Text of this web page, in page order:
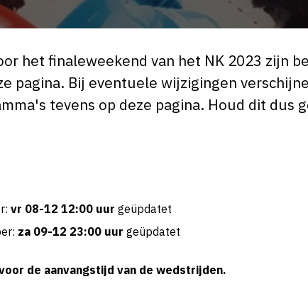
het finaleweekend van het NK 2023 zijn
pagina. Bij eventuele wijzigingen
tevens op deze pagina. Houd dit dus
vr 08-12 12:00 uur geüpdatet
za09-12 23:00 uur geüpdatet
de aanvangstijd van de wedstrijden.